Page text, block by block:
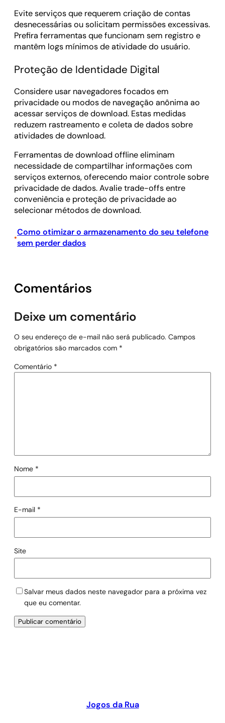
Evite serviços que requerem criação de contas
desnecessárias ou solicitam permissões excessivas.
Prefira ferramentas que funcionam sem registro e
mantêm logs mínimos de atividade do usuário.
Proteção de Identidade Digital
Considere usar navegadores focados em
privacidade ou modos de navegação anônima ao
acessar serviços de download. Estas medidas
reduzem rastreamento e coleta de dados sobre
atividades de download.
Ferramentas de download offline eliminam
necessidade de compartilhar informações com
serviços externos, oferecendo maior controle sobre
privacidade de dados. Avalie trade-offs entre
conveniência e proteção de privacidade ao
selecionar métodos de download.
•
Como otimizar o armazenamento do seu telefone
sem perder dados
Comentários
Deixe um comentário
O seu endereço de e-mail não será publicado. Campos
obrigatórios são marcados com *
Comentário *
Nome *
E-mail *
Site
Salvar meus dados neste navegador para a próxima vez
que eu comentar.
Jogos da Rua